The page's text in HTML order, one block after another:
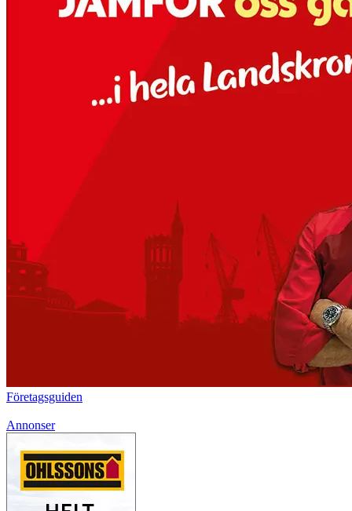
Företagsguiden
Annonser